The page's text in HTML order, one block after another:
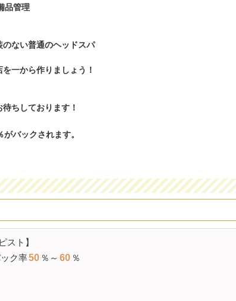
品管理
ない普通のヘッドスパ
一から作りましょう！
ちしております！
がバックされます。
スト】
ク率50 ％～ 60 ％